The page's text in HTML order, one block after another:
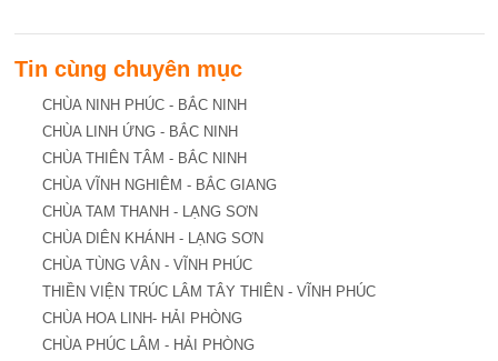
Tin cùng chuyên mục
CHÙA NINH PHÚC - BẮC NINH
CHÙA LINH ỨNG - BẮC NINH
CHÙA THIÊN TÂM - BẮC NINH
CHÙA VĨNH NGHIÊM - BẮC GIANG
CHÙA TAM THANH - LẠNG SƠN
CHÙA DIÊN KHÁNH - LẠNG SƠN
CHÙA TÙNG VÂN - VĨNH PHÚC
THIỀN VIỆN TRÚC LÂM TÂY THIÊN - VĨNH PHÚC
CHÙA HOA LINH- HẢI PHÒNG
CHÙA PHÚC LÂM - HẢI PHÒNG